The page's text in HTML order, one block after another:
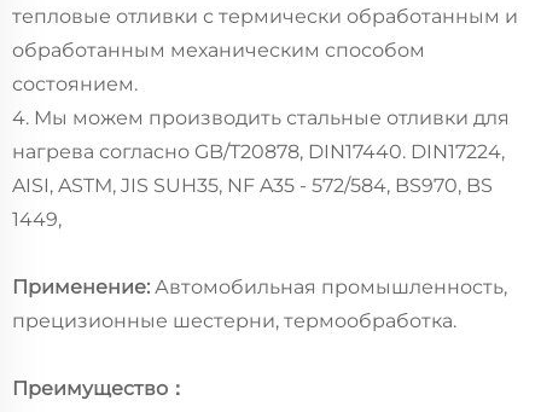
тепловые отливки с термически обработанным и
обработанным механическим способом
состоянием.
4. Мы можем производить стальные отливки для
нагрева согласно GB/T20878, DIN17440. DIN17224,
AISI, ASTM, JIS SUH35, NF A35 - 572/584, BS970, BS
1449,
Применение: Автомобильная промышленность,
прецизионные шестерни, термообработка.
Преимущество：